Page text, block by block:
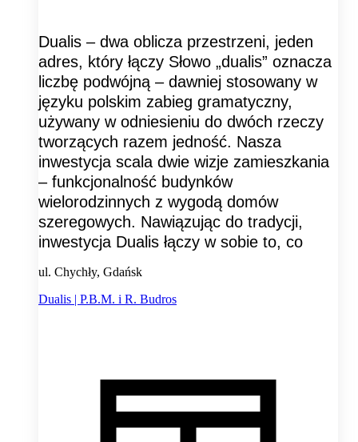
Dualis – dwa oblicza przestrzeni, jeden
adres, który łączy Słowo „dualis” oznacza
liczbę podwójną – dawniej stosowany w
języku polskim zabieg gramatyczny,
używany w odniesieniu do dwóch rzeczy
tworzących razem jedność. Nasza
inwestycja scala dwie wizje zamieszkania
– funkcjonalność budynków
wielorodzinnych z wygodą domów
szeregowych. Nawiązując do tradycji,
inwestycja Dualis łączy w sobie to, co
ul. Chychły, Gdańsk
Dualis | P.B.M. i R. Budros